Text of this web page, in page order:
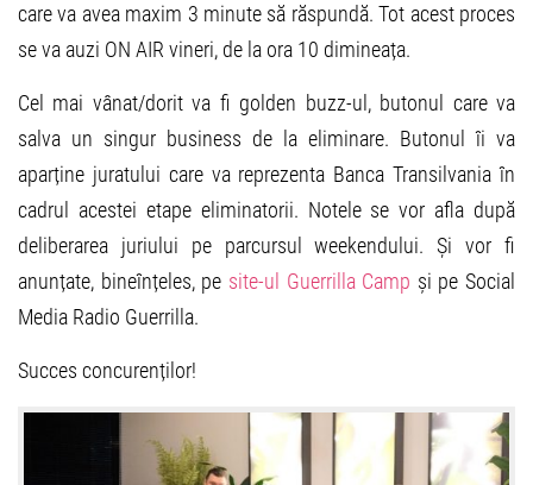
care va avea maxim 3 minute să răspundă. Tot acest proces
se va auzi ON AIR vineri, de la ora 10 dimineața.
Cel mai vânat/dorit va fi golden buzz-ul, butonul care va
salva un singur business de la eliminare. Butonul îi va
aparține juratului care va reprezenta Banca Transilvania în
cadrul acestei etape eliminatorii. Notele se vor afla după
deliberarea juriului pe parcursul weekendului. Și vor fi
anunțate, bineînțeles, pe site-ul Guerrilla Camp și pe Social
Media Radio Guerrilla.
Succes concurenților!